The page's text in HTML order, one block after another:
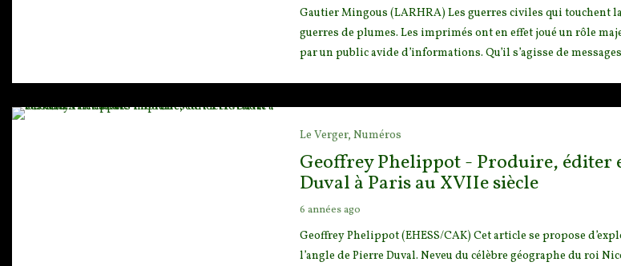
Gautier Mingous (LARHRA) Les guerres civiles qui touchent
guerres de plumes. Les imprimés ont en effet joué un rôle m
par un public avide d’informations. Qu’il s’agisse de
Le Verger, Numéros
Geoffrey Phelippot - Produire, éditer
Duval à Paris au XVIIe siècle
6 années ago
Geoffrey Phelippot (EHESS/CAK) Cet article se propose
l’angle de Pierre Duval. Neveu du célèbre géographe du roi